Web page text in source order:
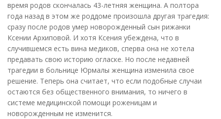
время родов скончалась 43-летняя женщина. А полтора
года назад в этом же роддоме произошла другая трагедия:
сразу после родов умер новорожденный сын рижанки
Ксении Архиповой. И хотя Ксения убеждена, что в
случившемся есть вина медиков, сперва она не хотела
предавать свою историю огласке. Но после недавней
трагедии в больнице Юрмалы женщина изменила свое
решение. Теперь она считает, что если подобные случаи
остаются без общественного внимания, то ничего в
системе медицинской помощи роженицам и
новорожденным не изменится.